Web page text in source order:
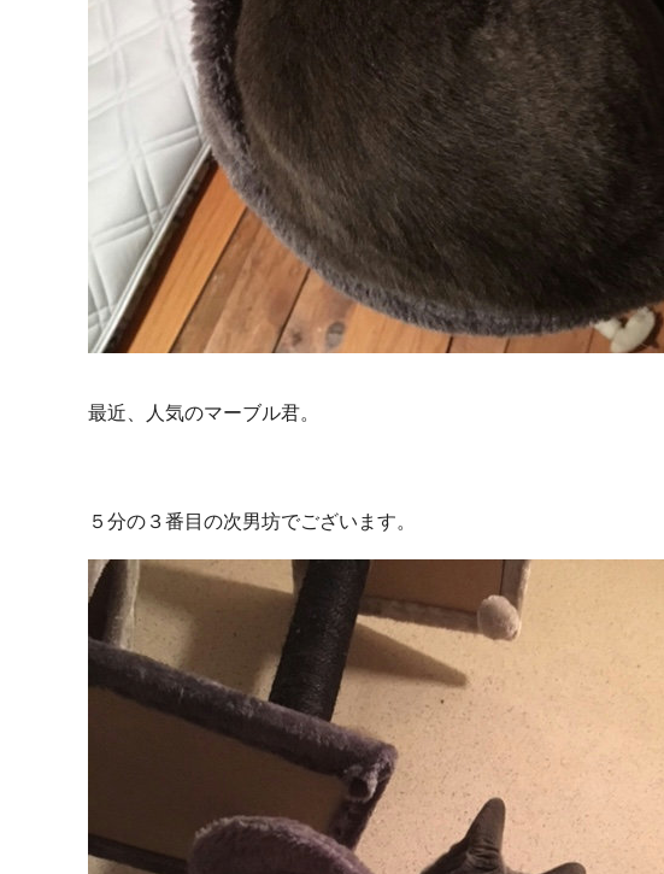
最近、人気のマーブル君。
５分の３番目の次男坊でございます。